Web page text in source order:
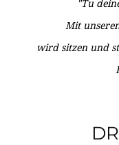
"Tu
Mit
wird sitzen und